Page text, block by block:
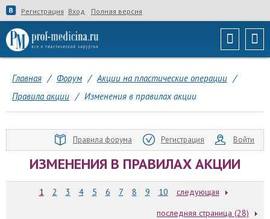
Регистрация Вход Полная версия
Главная / Форум / Акции на пластические операции /
Правила акции / Изменения в правилах акции
Правила форума Регистрация Войти
ИЗМЕНЕНИЯ В ПРАВИЛАХ АКЦИИ
1 2 3 4 5 6 7 8 9 10
следующая
последняя страница (28)